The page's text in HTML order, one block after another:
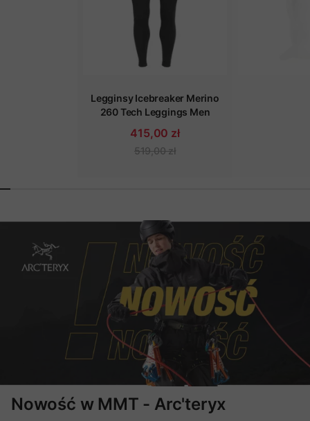
Legginsy Icebreaker Merino
260 Tech Leggings Men
415,00 zł
519,00 zł
Nowość w MMT - Arc'teryx